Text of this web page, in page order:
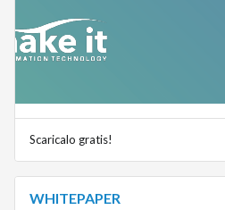
Scaricalo gratis!
WHITEPAPER